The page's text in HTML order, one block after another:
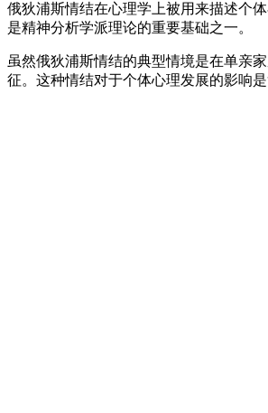
俄狄浦斯情结在心理学上被用来描述个
是精神分析学派理论的重要基础之一。
虽然俄狄浦斯情结的典型情境是在单亲
征。这种情结对于个体心理发展的影响